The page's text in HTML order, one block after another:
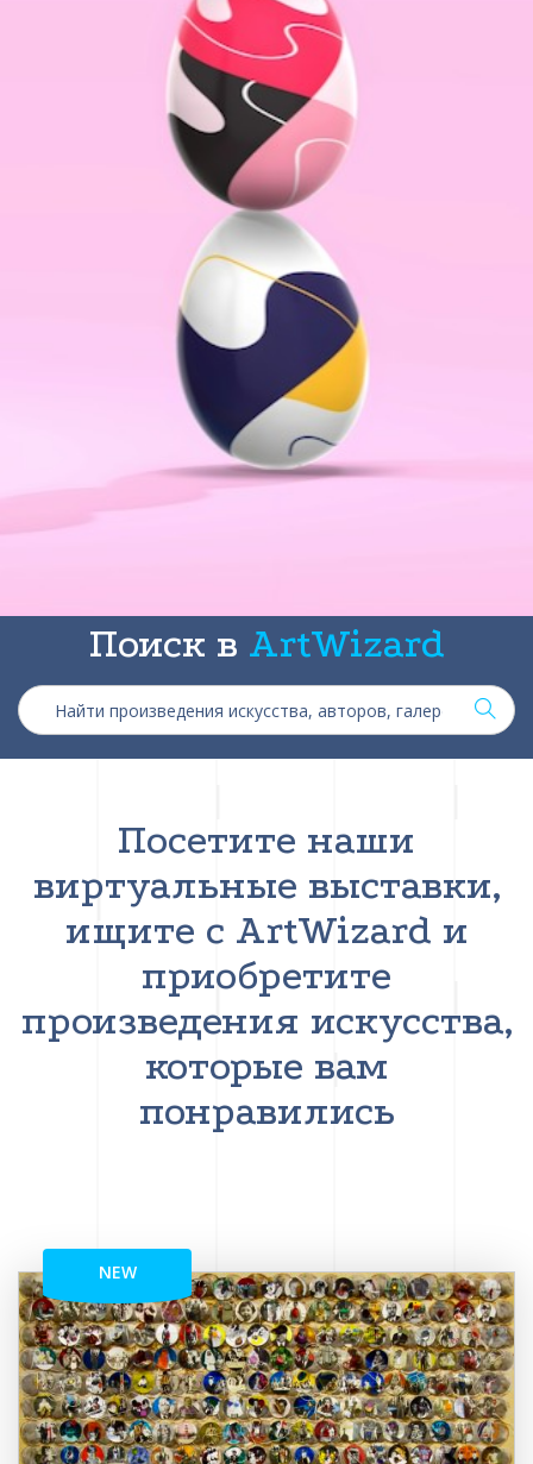
Поиск в ArtWizard
Посетите наши
виртуальные выставки,
ищите с ArtWizard и
приобретите
произведения искусства,
которые вам
понравились
NEW